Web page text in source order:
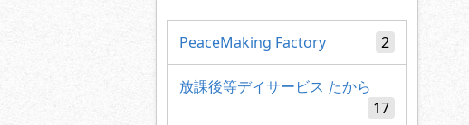
PeaceMaking Factory 2
放課後等デイサービス たから
17